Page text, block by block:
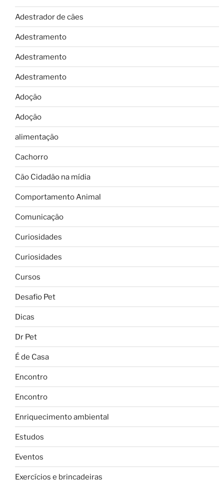
Adestrador de cães
Adestramento
Adestramento
Adestramento
Adoção
Adoção
alimentação
Cachorro
Cão Cidadão na mídia
Comportamento Animal
Comunicação
Curiosidades
Curiosidades
Cursos
Desafio Pet
Dicas
Dr Pet
É de Casa
Encontro
Encontro
Enriquecimento ambiental
Estudos
Eventos
Exercícios e brincadeiras